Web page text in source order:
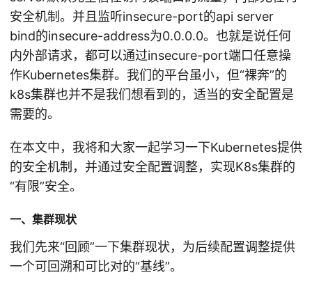
安全机制。并且监听insecure-port的api server
bind的insecure-address为0.0.0.0。也就是说任何
内外部请求，都可以通过insecure-port端口任意操
作Kubernetes集群。我们的平台虽小，但“裸奔”的
k8s集群也并不是我们想看到的，适当的安全配置是
需要的。
在本文中，我将和大家一起学习一下Kubernetes提供
的安全机制，并通过安全配置调整，实现K8s集群的
“有限”安全。
一、集群现状
我们先来“回顾”一下集群现状，为后续配置调整提供
一个可回溯和可比对的“基线”。